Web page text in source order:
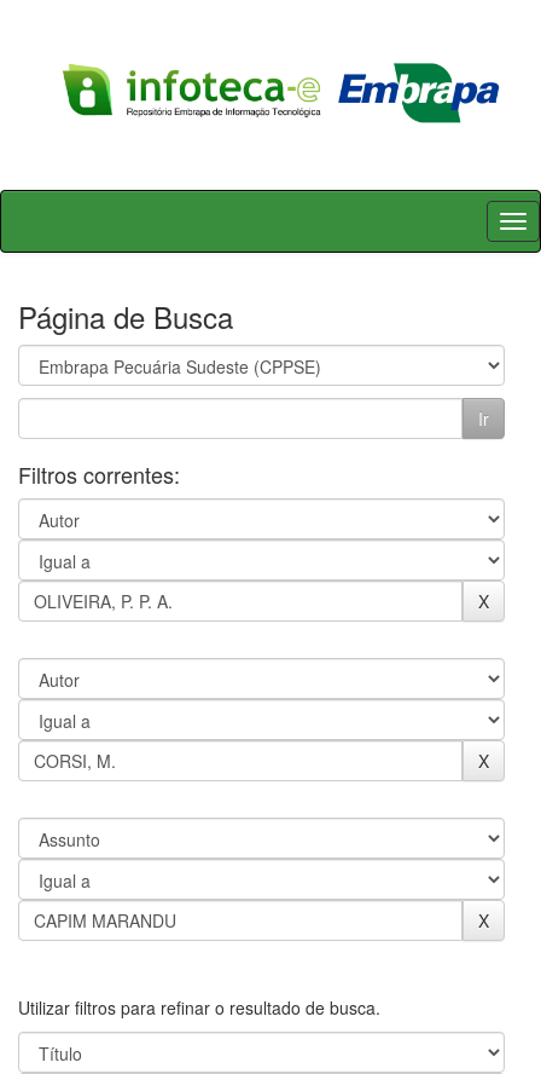
Skip
Página de Busca
Filtros correntes:
Utilizar filtros para refinar o resultado de busca.